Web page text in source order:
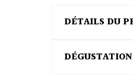
DÉTAILS DU